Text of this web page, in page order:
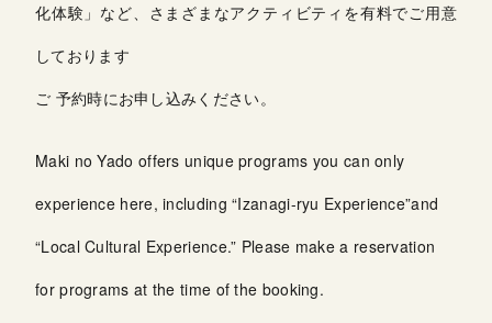
化体験」など、さまざまなアクティビティを有料でご用意
しております
ご 予約時にお申し込みください。
Maki no Yado offers unique programs you can only
experience here, including “Izanagi-ryu Experience”and
“Local Cultural Experience.” Please make a reservation
for programs at the time of the booking.